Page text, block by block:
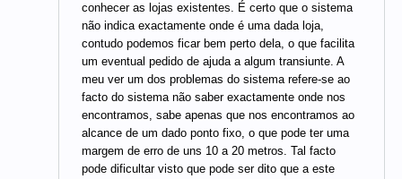
conhecer as lojas existentes. É certo que o sistema
não indica exactamente onde é uma dada loja,
contudo podemos ficar bem perto dela, o que facilita
um eventual pedido de ajuda a algum transiunte. A
meu ver um dos problemas do sistema refere-se ao
facto do sistema não saber exactamente onde nos
encontramos, sabe apenas que nos encontramos ao
alcance de um dado ponto fixo, o que pode ter uma
margem de erro de uns 10 a 20 metros. Tal facto
pode dificultar visto que pode ser dito que a este